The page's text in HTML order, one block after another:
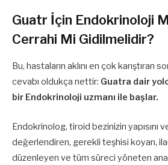
Guatr İçin Endokrinoloji
Cerrahi Mi Gidilmelidir?
Bu, hastaların aklını en çok karıştıran
cevabı oldukça nettir: Guatra dair
bir Endokrinoloji uzmanı ile başlar.
Endokrinolog, tiroid bezinizin yapısını
değerlendiren, gerekli teşhisi koyan,
düzenleyen ve tüm süreci yöneten